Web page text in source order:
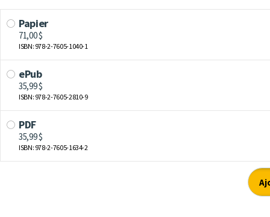
Papier
71,00 $
ISBN: 978-2-7605-1040-1
ePub
35,99 $
ISBN: 978-2-7605-2810-9
PDF
35,99 $
ISBN: 978-2-7605-1634-2